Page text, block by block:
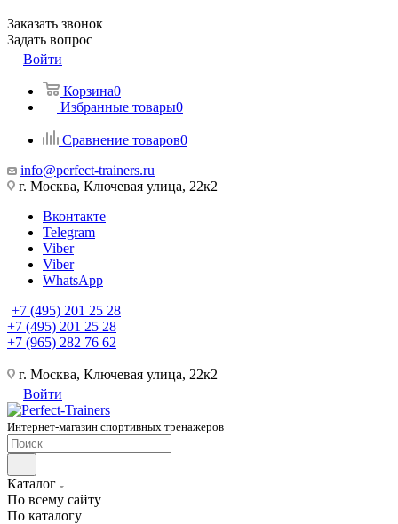
Заказать звонок
Задать вопрос
Войти
Корзина0
Избранные товары0
Сравнение товаров0
info@perfect-trainers.ru
г. Москва, Ключевая улица, 22к2
Вконтакте
Telegram
Viber
Viber
WhatsApp
+7 (495) 201 25 28
+7 (495) 201 25 28
+7 (965) 282 76 62
г. Москва, Ключевая улица, 22к2
Войти
Интернет-магазин спортивных тренажеров
Каталог
По всему сайту
По каталогу